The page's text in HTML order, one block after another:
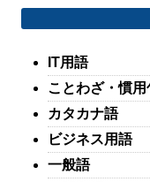
IT用語
ことわざ・慣用
カタカナ語
ビジネス用語
一般語